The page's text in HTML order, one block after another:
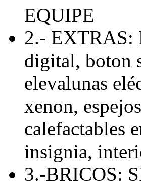
EQUIPE
2.- EXTRAS:
digital, boton
elevalunas
xenon,
calefactables
insignia,
3.-BRICOS: